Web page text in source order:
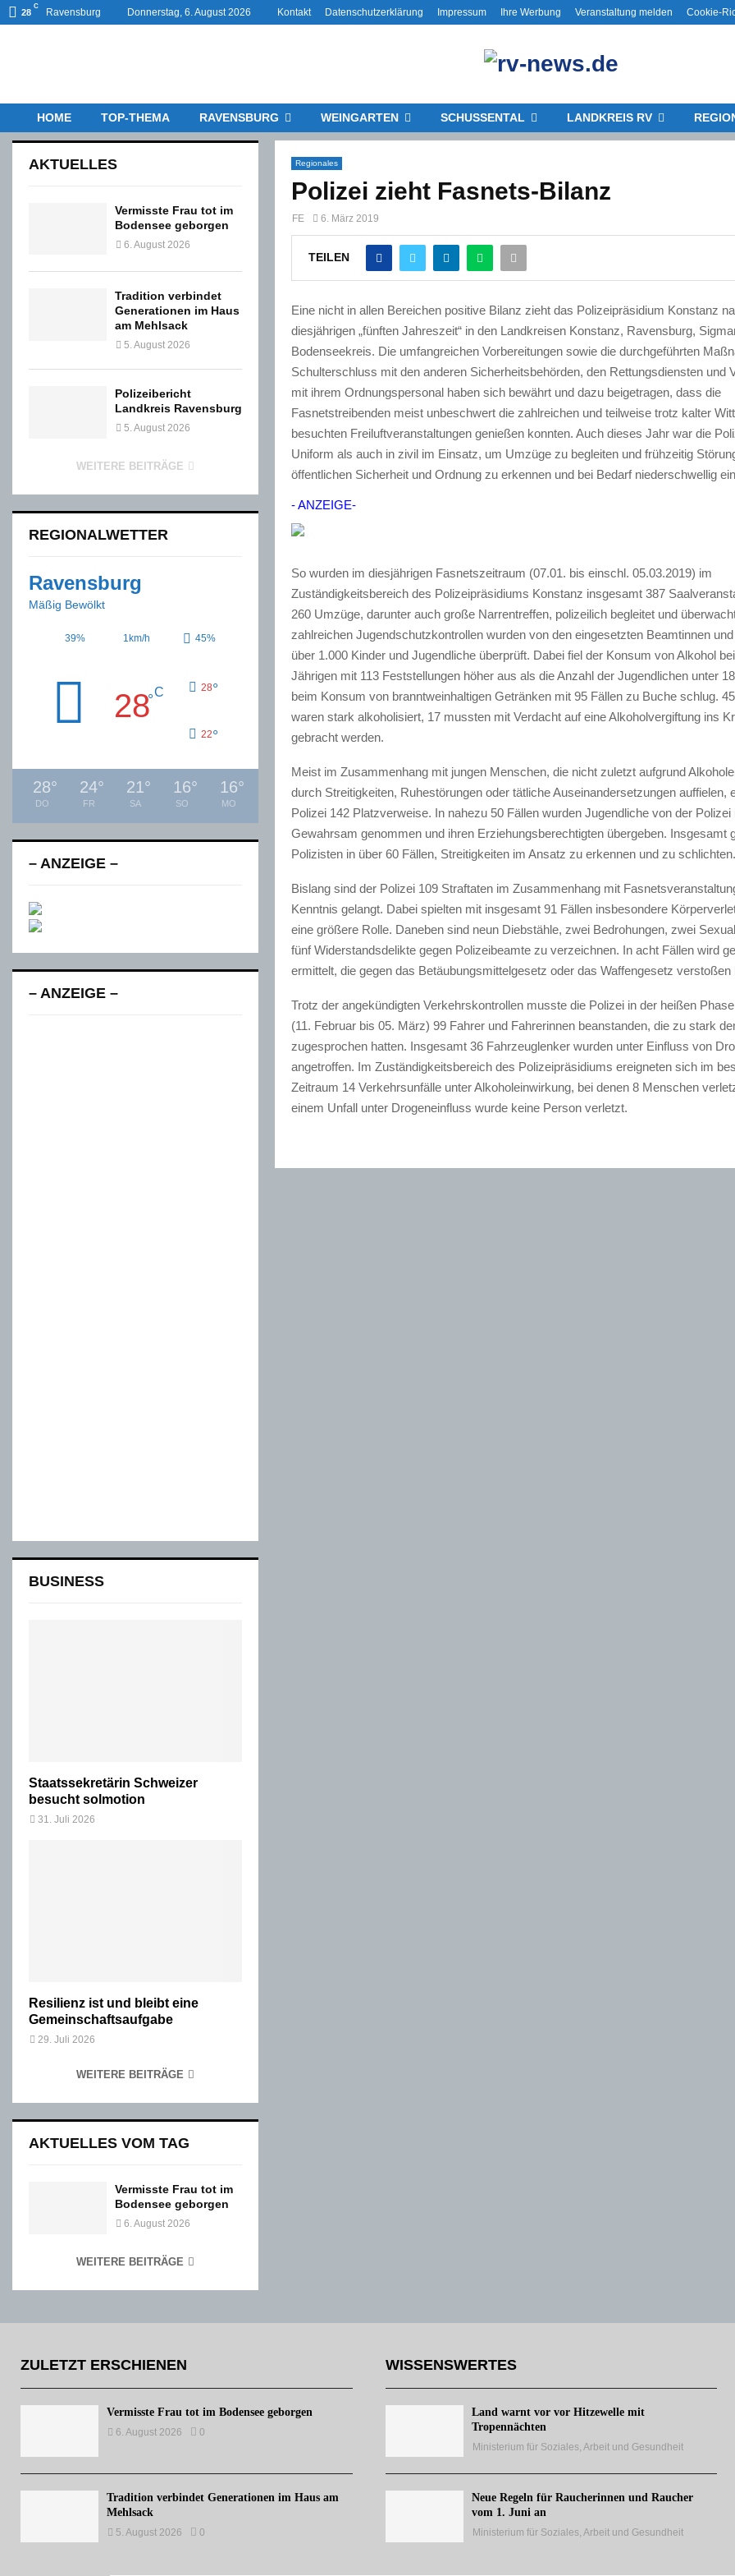
28
C
Ravensburg Donnerstag, 6. August 2026 Kontakt Datenschutzerklärung Impressum Ihre Werbung Veranstaltung melden Cookie-
HOME TOP-THEMA RAVENSBURG WEINGARTEN SCHUSSENTAL LANDKREIS RV
Regionales
Polizei zieht Fasnets-Bilanz
FE 6. März 2019
TEILEN
Eine nicht in allen Bereichen positive Bilanz zieht das Polizeipräsidium Konstanz
diesjährigen „fünften Jahreszeit“ in den Landkreisen Konstanz, Ravensburg,
Bodenseekreis. Die umfangreichen Vorbereitungen sowie die durchgeführten
Schulterschluss mit den anderen Sicherheitsbehörden, den Rettungsdiensten und
mit ihrem Ordnungspersonal haben sich bewährt und dazu beigetragen, dass die
Fasnetstreibenden meist unbeschwert die zahlreichen und teilweise trotz kalter
besuchten Freiluftveranstaltungen genießen konnten. Auch dieses Jahr war die
Uniform als auch in zivil im Einsatz, um Umzüge zu begleiten und frühzeitig
öffentlichen Sicherheit und Ordnung zu erkennen und bei Bedarf niederschwellig
- ANZEIGE-
So wurden im diesjährigen Fasnetszeitraum (07.01. bis einschl. 05.03.2019) im
Zuständigkeitsbereich des Polizeipräsidiums Konstanz insgesamt 387
260 Umzüge, darunter auch große Narrentreffen, polizeilich begleitet und
zahlreichen Jugendschutzkontrollen wurden von den eingesetzten Beamtinnen
über 1.000 Kinder und Jugendliche überprüft. Dabei fiel der Konsum von Alkohol
Jährigen mit 113 Feststellungen höher aus als die Anzahl der Jugendlichen unter
beim Konsum von branntweinhaltigen Getränken mit 95 Fällen zu Buche schlug.
waren stark alkoholisiert, 17 mussten mit Verdacht auf eine Alkoholvergiftung ins
gebracht werden.
Meist im Zusammenhang mit jungen Menschen, die nicht zuletzt aufgrund
durch Streitigkeiten, Ruhestörungen oder tätliche Auseinandersetzungen auffielen,
Polizei 142 Platzverweise. In nahezu 50 Fällen wurden Jugendliche von der Polizei
Gewahrsam genommen und ihren Erziehungsberechtigten übergeben. Insgesamt
Polizisten in über 60 Fällen, Streitigkeiten im Ansatz zu erkennen und zu schlichten.
Bislang sind der Polizei 109 Straftaten im Zusammenhang mit
Kenntnis gelangt. Dabei spielten mit insgesamt 91 Fällen insbesondere
eine größere Rolle. Daneben sind neun Diebstähle, zwei Bedrohungen, zwei
fünf Widerstandsdelikte gegen Polizeibeamte zu verzeichnen. In acht Fällen wird
ermittelt, die gegen das Betäubungsmittelgesetz oder das Waffengesetz verstoßen
Trotz der angekündigten Verkehrskontrollen musste die Polizei in der heißen
(11. Februar bis 05. März) 99 Fahrer und Fahrerinnen beanstanden, die zu stark
zugesprochen hatten. Insgesamt 36 Fahrzeuglenker wurden unter Einfluss von
angetroffen. Im Zuständigkeitsbereich des Polizeipräsidiums ereigneten sich im
Zeitraum 14 Verkehrsunfälle unter Alkoholeinwirkung, bei denen 8 Menschen
einem Unfall unter Drogeneinfluss wurde keine Person verletzt.
AKTUELLES
Vermisste Frau tot im
Bodensee geborgen
6. August 2026
Tradition verbindet
Generationen im Haus
am Mehlsack
5. August 2026
Polizeibericht
Landkreis Ravensburg
5. August 2026
WEITERE BEITRÄGE
REGIONALWETTER
Ravensburg
Mäßig Bewölkt
39% 1km/h 45%
28°C 28°
22°
28°
DO
24°
FR
21°
SA
16°
SO
16°
MO
– ANZEIGE –
– ANZEIGE –
BUSINESS
Staatssekretärin Schweizer
besucht solmotion
31. Juli 2026
Resilienz ist und bleibt eine
Gemeinschaftsaufgabe
29. Juli 2026
WEITERE BEITRÄGE
AKTUELLES VOM TAG
Vermisste Frau tot im
Bodensee geborgen
6. August 2026
WEITERE BEITRÄGE
ZULETZT ERSCHIENEN
Vermisste Frau tot im Bodensee geborgen
6. August 2026 0
Tradition verbindet Generationen im Haus am
Mehlsack
5. August 2026 0
WISSENSWERTES
Land warnt vor vor Hitzewelle mit
Tropennächten
Ministerium für Soziales, Arbeit und Gesundheit
Neue Regeln für Raucherinnen und Raucher
vom 1. Juni an
Ministerium für Soziales, Arbeit und Gesundheit